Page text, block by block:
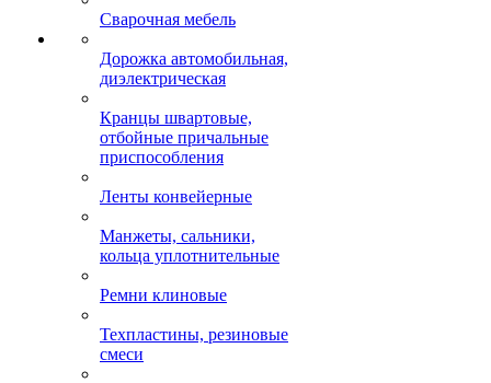
Сварочная мебель
Дорожка автомобильная,
диэлектрическая
Кранцы швартовые,
отбойные причальные
приспособления
Ленты конвейерные
Манжеты, сальники,
кольца уплотнительные
Ремни клиновые
Техпластины, резиновые
смеси